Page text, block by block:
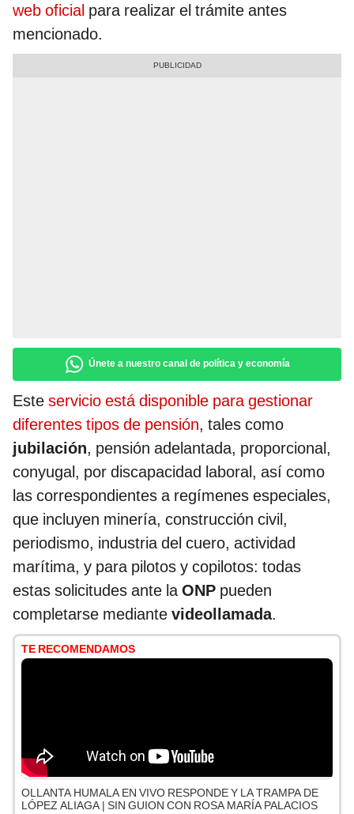
web oficial para realizar el trámite antes
mencionado.
Únete a nuestro canal de política y economía
Este servicio está disponible para gestionar
diferentes tipos de pensión, tales como
jubilación, pensión adelantada, proporcional,
conyugal, por discapacidad laboral, así como
las correspondientes a regímenes especiales,
que incluyen minería, construcción civil,
periodismo, industria del cuero, actividad
marítima, y para pilotos y copilotos: todas
estas solicitudes ante laONP pueden
completarse mediante videollamada.
TE RECOMENDAMOS
OLLANTA HUMALA EN VIVO RESPONDE Y LA TRAMPA DE
LÓPEZ ALIAGA | SIN GUION CON ROSA MARÍA PALACIOS